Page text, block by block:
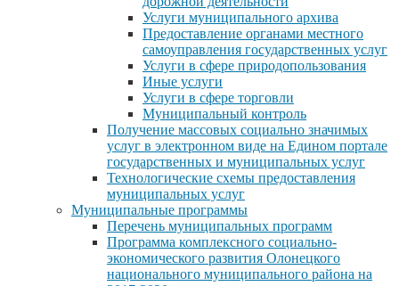
Услуги муниципального архива
Предоставление органами местного
самоуправления государственных услуг
Услуги в сфере природопользования
Иные услуги
Услуги в сфере торговли
Муниципальный контроль
Получение массовых социально значимых
услуг в электронном виде на Едином портале
государственных и муниципальных услуг
Технологические схемы предоставления
муниципальных услуг
Муниципальные программы
Перечень муниципальных программ
Программа комплексного социально-
экономического развития Олонецкого
национального муниципального района на